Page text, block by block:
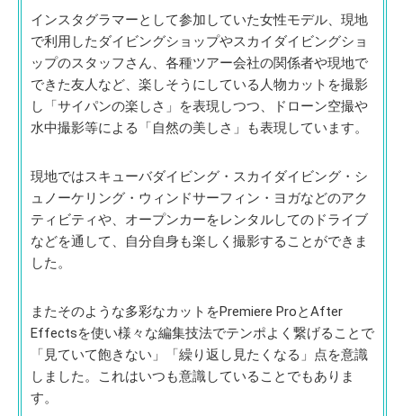
インスタグラマーとして参加していた女性モデル、現地
で利用したダイビングショップやスカイダイビングショ
ップのスタッフさん、各種ツアー会社の関係者や現地で
できた友人など、楽しそうにしている人物カットを撮影
し「サイパンの楽しさ」を表現しつつ、ドローン空撮や
水中撮影等による「自然の美しさ」も表現しています。
現地ではスキューバダイビング・スカイダイビング・シ
ュノーケリング・ウィンドサーフィン・ヨガなどのアク
ティビティや、オープンカーをレンタルしてのドライブ
などを通して、自分自身も楽しく撮影することができま
した。
またそのような多彩なカットをPremiere ProとAfter
Effectsを使い様々な編集技法でテンポよく繋げることで
「見ていて飽きない」「繰り返し見たくなる」点を意識
しました。これはいつも意識していることでもありま
す。